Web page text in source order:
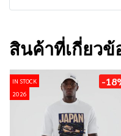
สินค้าที่เกี่ยวข้
IN STOCK
2026
-